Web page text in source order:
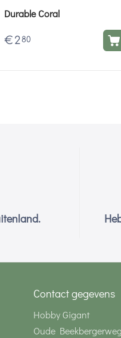
Durable Coral
€ 2 80
Contact gegevens
Hobby Gigant
Oude